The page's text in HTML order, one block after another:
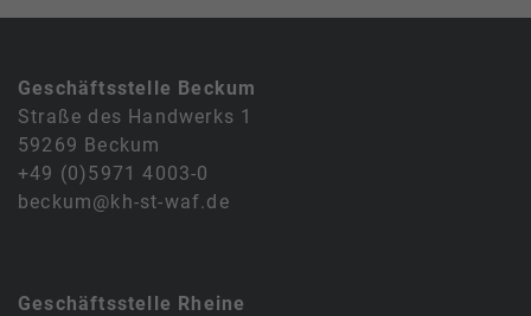
Geschäftsstelle Beckum
Straße des Handwerks 1
59269 Beckum
+49 (0)5971 4003-0
beckum@kh-st-waf.de
Geschäftsstelle Rheine